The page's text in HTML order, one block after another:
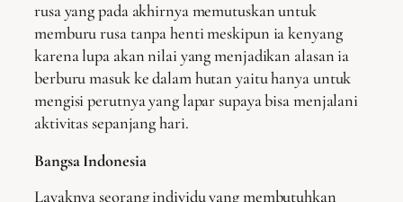
rusa yang pada akhirnya memutuskan untuk
memburu rusa tanpa henti meskipun ia kenyang
karena lupa akan nilai yang menjadikan alasan ia
berburu masuk ke dalam hutan yaitu hanya untuk
mengisi perutnya yang lapar supaya bisa menjalani
aktivitas sepanjang hari.
Bangsa Indonesia
Layaknya seorang individu yang membutuhkan